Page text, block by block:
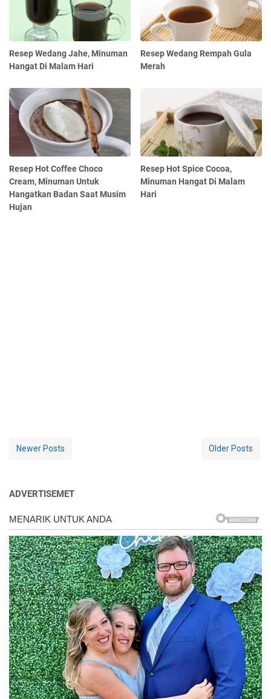
Resep Wedang Jahe, Minuman
Hangat Di Malam Hari
Resep Wedang Rempah Gula
Merah
Resep Hot Coffee Choco
Cream, Minuman Untuk
Hangatkan Badan Saat Musim
Hujan
Resep Hot Spice Cocoa,
Minuman Hangat Di Malam
Hari
Newer Posts Older Posts
ADVERTISEMET